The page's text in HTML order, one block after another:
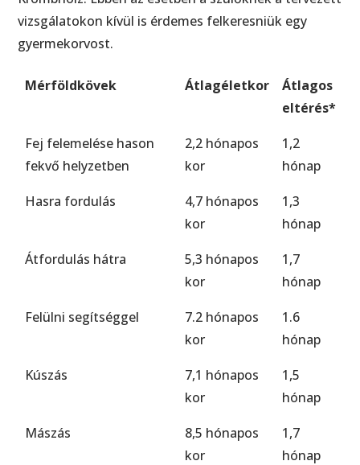
vizsgálatokon kívül is érdemes felkeresniük egy
gyermekorvost.
Mérföldkövek Átlagéletkor
Átlagos
eltérés*
Fej felemelése hason
fekvő helyzetben
2,2 hónapos
kor
1,2
hónap
Hasra fordulás
4,7 hónapos
kor
1,3
hónap
Átfordulás hátra
5,3 hónapos
kor
1,7
hónap
Felülni segítséggel
7.2 hónapos
kor
1.6
hónap
Kúszás
7,1 hónapos
kor
1,5
hónap
Mászás
8,5 hónapos
kor
1,7
hónap